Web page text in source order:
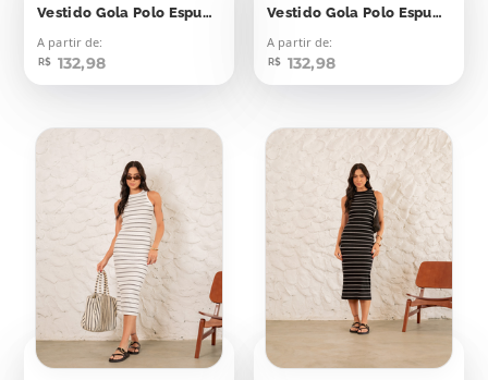
Vestido Gola Polo Espumante Rosê
A partir de:
R$ 132,98
Vestido Gola Polo Espumante Rosé
A partir de:
R$ 132,98